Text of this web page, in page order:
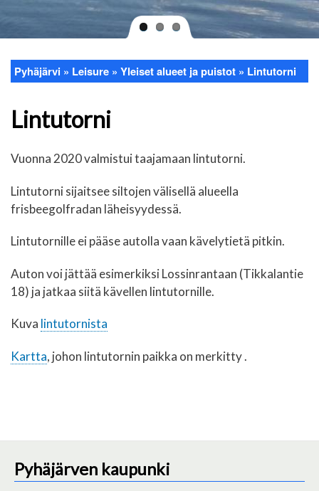
Breadcrumb
Pyhäjärvi Leisure Yleiset alueet ja puistot Lintutorni
Lintutorni
Vuonna 2020 valmistui taajamaan lintutorni.
Lintutorni sijaitsee siltojen välisellä alueella
frisbeegolfradan läheisyydessä.
Lintutornille ei pääse autolla vaan kävelytietä pitkin.
Auton voi jättää esimerkiksi Lossinrantaan (Tikkalantie
18) ja jatkaa siitä kävellen lintutornille.
Kuva lintutornista
Kartta, johon lintutornin paikka on merkitty .
Pyhäjärven kaupunki